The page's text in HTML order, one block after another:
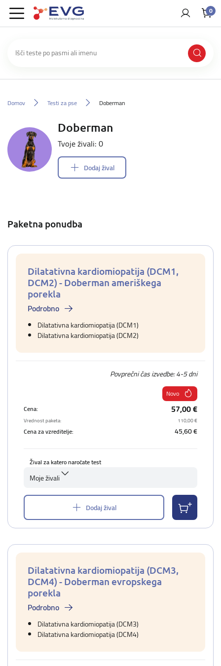
0
Domov Testi za pse Doberman
Doberman
Tvoje živali: 0
Dodaj žival
Paketna ponudba
Dilatativna kardiomiopatija (DCM1,
DCM2) - Doberman ameriškega
porekla
Podrobno
Dilatativna kardiomiopatija (DCM1)
Dilatativna kardiomiopatija (DCM2)
Povprečni čas izvedbe: 4-5 dni
Novo
Cena:
57,00 €
Vrednost paketa: 110,00 €
Cena za vzreditelje: 45,60 €
Žival za katero naročate test
Moje živali
Dodaj žival
Dilatativna kardiomiopatija (DCM3,
DCM4) - Doberman evropskega
porekla
Podrobno
Dilatativna kardiomiopatija (DCM3)
Dilatativna kardiomiopatija (DCM4)